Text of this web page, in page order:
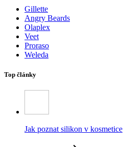
Gillette
Angry Beards
Olaplex
Veet
Proraso
Weleda
Top články
Jak poznat silikon v kosmetice